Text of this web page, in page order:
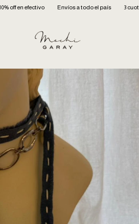
Envíos a todo el país 3 cuotas sin interés